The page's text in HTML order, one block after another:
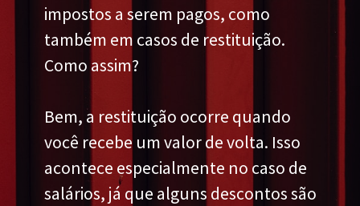
impostos a serem pagos, como
também em casos de restituição.
Como assim?
Bem, a restituição ocorre quando
você recebe um valor de volta. Isso
acontece especialmente no caso de
salários, já que alguns descontos são